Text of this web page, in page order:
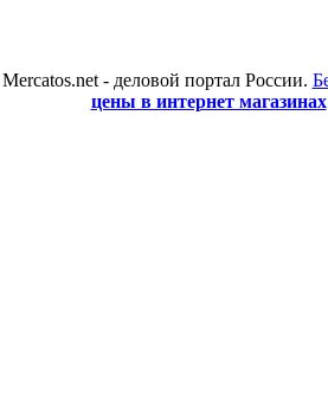
- деловой портал России.
цены в интернет магазинах